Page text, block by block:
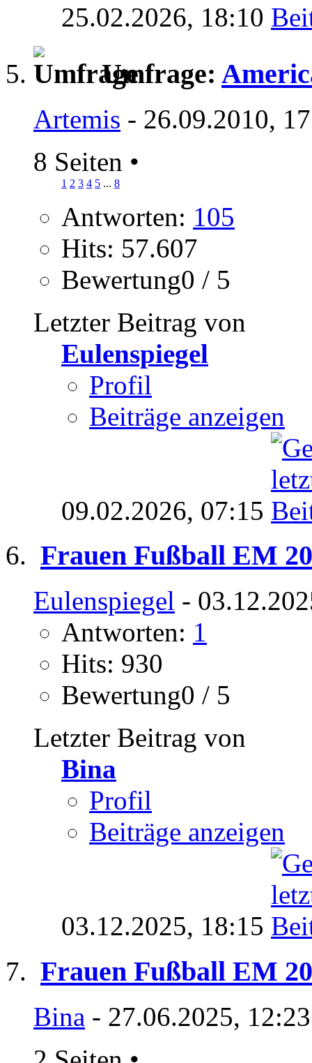
25.02.2026, 18:10
Umfrage:
Artemis - 26.09.2010,
8 Seiten •
1 2 3 4 5 ... 8
Antworten: 105
Hits: 57.607
Bewertung0 / 5
Letzter Beitrag von
Eulenspiegel
Profil
Beiträge anzeigen
09.02.2026, 07:15
Frauen Fußball EM
Eulenspiegel -
Antworten: 1
Hits: 930
Bewertung0 / 5
Letzter Beitrag von
Bina
Profil
Beiträge anzeigen
03.12.2025, 18:15
Frauen Fußball EM
Bina - 27.06.2025,